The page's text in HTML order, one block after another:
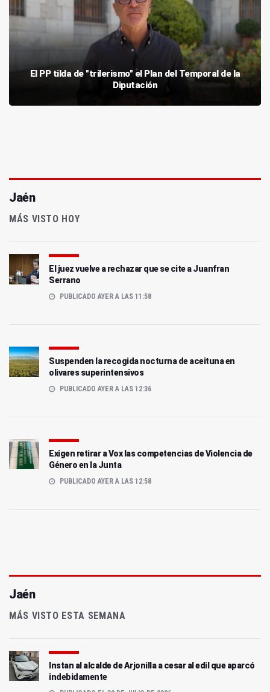
El PP tilda de "trilerismo" el Plan del Temporal de la
Diputación
Jaén
MÁS VISTO HOY
El juez vuelve a rechazar que se cite a Juanfran
Serrano
PUBLICADO AYER A LAS 11:58
Suspenden la recogida nocturna de aceituna en
olivares superintensivos
PUBLICADO AYER A LAS 12:36
Exigen retirar a Vox las competencias de Violencia de
Género en la Junta
PUBLICADO AYER A LAS 12:58
Jaén
MÁS VISTO ESTA SEMANA
Instan al alcalde de Arjonilla a cesar al edil que aparcó
indebidamente